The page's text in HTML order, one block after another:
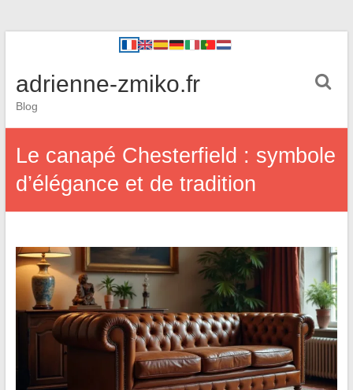
adrienne-zmiko.fr
Blog
Le canapé Chesterfield : symbole
d’élégance et de tradition